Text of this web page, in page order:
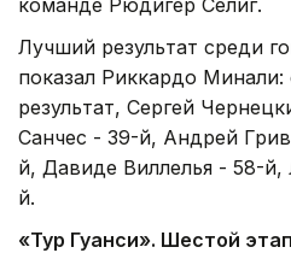
Лучший результат среди
показал Риккардо Минали:
результат, Сергей
Санчес - 39-й, Андрей
й, Давиде Виллелья - 58-
й.
«Тур Гуанси». Шестой этап